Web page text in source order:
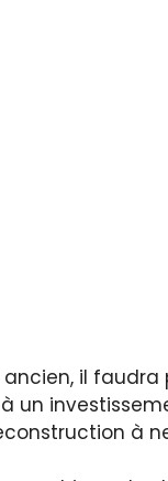
il
un
à